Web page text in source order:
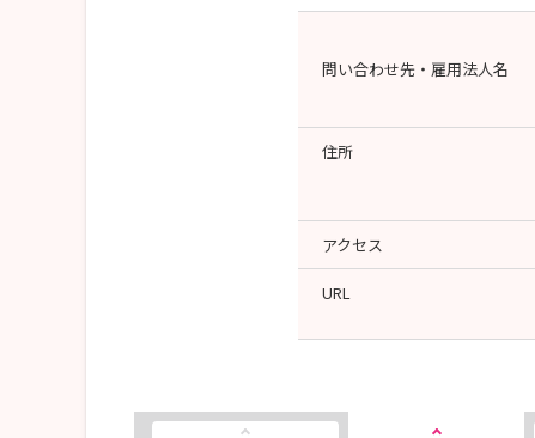
問い合わせ先・雇用法人名
住所
アクセス
URL